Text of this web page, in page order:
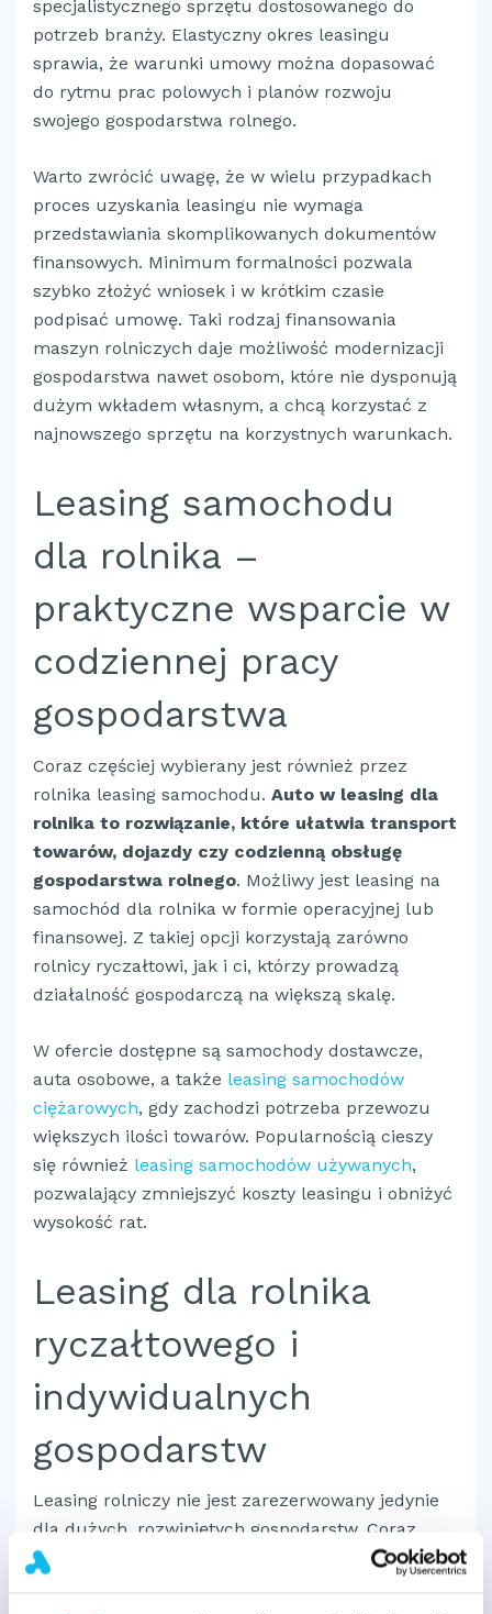
specjalistycznego sprzętu dostosowanego do
potrzeb branży. Elastyczny okres leasingu
sprawia, że warunki umowy można dopasować
do rytmu prac polowych i planów rozwoju
swojego gospodarstwa rolnego.
Warto zwrócić uwagę, że w wielu przypadkach
proces uzyskania leasingu nie wymaga
przedstawiania skomplikowanych dokumentów
finansowych. Minimum formalności pozwala
szybko złożyć wniosek i w krótkim czasie
podpisać umowę. Taki rodzaj finansowania
maszyn rolniczych daje możliwość modernizacji
gospodarstwa nawet osobom, które nie dysponują
dużym wkładem własnym, a chcą korzystać z
najnowszego sprzętu na korzystnych warunkach.
Leasing samochodu
dla rolnika –
praktyczne wsparcie w
codziennej pracy
gospodarstwa
Coraz częściej wybierany jest również przez
rolnika leasing samochodu. Auto w leasing dla
rolnika to rozwiązanie, które ułatwia transport
towarów, dojazdy czy codzienną obsługę
gospodarstwa rolnego. Możliwy jest leasing na
samochód dla rolnika w formie operacyjnej lub
finansowej. Z takiej opcji korzystają zarówno
rolnicy ryczałtowi, jak i ci, którzy prowadzą
działalność gospodarczą na większą skalę.
W ofercie dostępne są samochody dostawcze,
auta osobowe, a także leasing samochodów
ciężarowych, gdy zachodzi potrzeba przewozu
większych ilości towarów. Popularnością cieszy
się również leasing samochodów używanych,
pozwalający zmniejszyć koszty leasingu i obniżyć
wysokość rat.
Leasing dla rolnika
ryczałtowego i
indywidualnych
gospodarstw
Leasing rolniczy nie jest zarezerwowany jedynie
dla dużych, rozwiniętych gospodarstw. Coraz
częściej korzystają z niego rolnicy ryczałtowi i